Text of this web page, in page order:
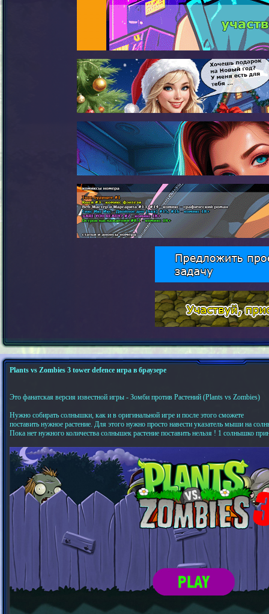
Plants vs Zombies 3 tower defence игра в браузере
Это фанатская версия известной игры - Зомби против Растений (Plants vs Zombies)
Нужно собирать солнышки, как и в оригинальной игре и после этого сможете
поставить нужное растение. Для этого нужно просто навести указатель мыши на
Пока нет нужного количества солнышек растение поставить нельзя ! 1 солнышко